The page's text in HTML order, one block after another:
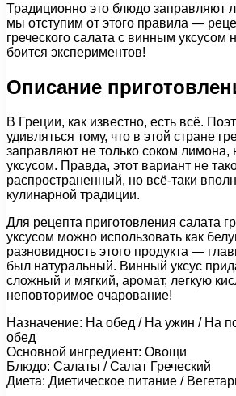
Традиционно это блюдо заправляют
мы отступим от этого правила —
греческого салата с винным уксусом
боится экспериментов!
Описание
В Греции, как известно, есть всё.
удивляться тому, что в этой стране
заправляют не только соком
уксусом. Правда, этот вариант не
распространенный, но всё-таки
кулинарной традиции.
Для рецепта приготовления салата
уксусом можно использовать как
разновидность этого продукта —
был натуральный. Винный уксус
сложный и мягкий, аромат, легкую
неповторимое очарование!
Назначение: На обед / На ужин / На
обед
Основной ингредиент: Овощи
Блюдо: Салаты / Салат Греческий
Диета: Диетическое питание /